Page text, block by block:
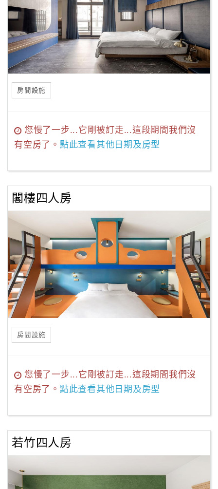
房間設施
您慢了一步...它剛被訂走...這段期間我們沒
有空房了。 點此查看其他日期及房型
閣樓四人房
房間設施
您慢了一步...它剛被訂走...這段期間我們沒
有空房了。 點此查看其他日期及房型
若竹四人房